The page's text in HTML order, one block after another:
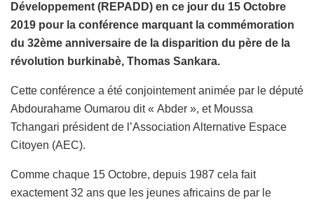
Développement (REPADD) en ce jour du 15 Octobre
2019 pour la conférence marquant la commémoration
du 32ème anniversaire de la disparition du père de la
révolution burkinabè, Thomas Sankara.
Cette conférence a été conjointement animée par le député
Abdourahame Oumarou dit « Abder », et Moussa
Tchangari président de l’Association Alternative Espace
Citoyen (AEC).
Comme chaque 15 Octobre, depuis 1987 cela fait
exactement 32 ans que les jeunes africains de par le